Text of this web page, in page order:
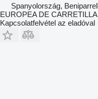
Spanyolország,
EUROPEA DE
Kapcsolatfelvétel az eladóval